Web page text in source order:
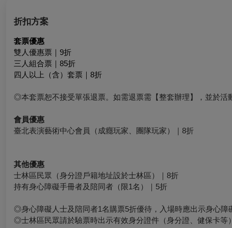
折扣方案
套票優惠
雙人優惠票｜9折
三人組合票｜85折
四人以上（含）套票｜8折
◎本套票恕不接受單張退票。如需退票需【整套辦理】，並於
會員優惠
臺北表演藝術中心會員（成癮玩家、團隊玩家）｜8折
其他優惠
士林區民眾（身分證戶籍地址設於士林區）｜8折
持有身心障礙手冊者及陪同者（限1名）｜5折
◎身心障礙人士及陪同者1名購票5折優待，入場時應出示身心障
◎士林區民眾請於驗票時出示有效身分證件（身分證、健保卡等